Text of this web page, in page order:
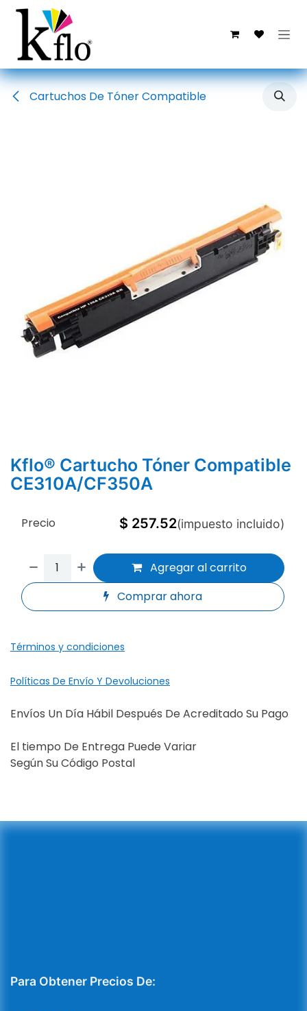
Ir al contenido
Cartuchos De Tóner Compatible
Kflo® Cartucho Tóner Compatible
CE310A/CF350A
Agregar al carrito
Comprar ahora
Precio $ 257.52(impuesto incluido)
Términos y condiciones
Políticas De Envío Y Devoluciones
Envíos Un Día Hábil Después De Acreditado Su Pago
El tiempo De Entrega Puede Variar
Según Su Código Postal
Para Obtener Precios De: